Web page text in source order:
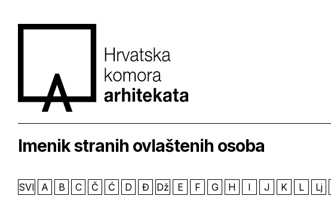
Imenik stranih ovlaštenih osoba
SVI A B C Č Ć D Đ Dž E F G H I J K L Lj